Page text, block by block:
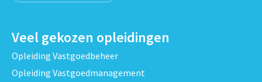
Veel gekozen opleidingen
Opleiding Vastgoedbeheer
Opleiding Vastgoedmanagement